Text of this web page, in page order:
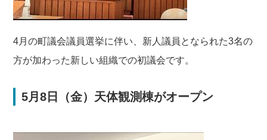
4月の町議会議員選挙に伴い、新人議員となられた3名の
方が加わった新しい組織での初議会です。
5月8日（金）天体観測棟がオープン